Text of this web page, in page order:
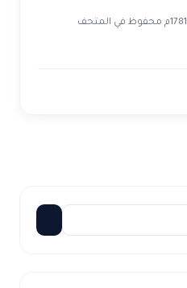
رسم كاريكاتيري ساخر يعود لعام 1781م محفوظ في المتحف